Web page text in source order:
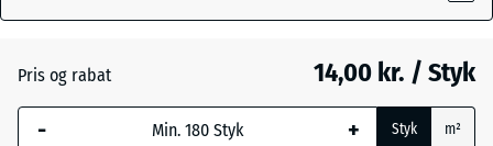
Græsgrøn + 1,00 kr.
Pris og rabat 14,00 kr. / Styk
- + Styk m²